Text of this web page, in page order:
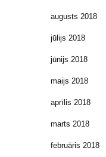
augusts 2018
jūlijs 2018
jūnijs 2018
maijs 2018
aprīlis 2018
marts 2018
februāris 2018